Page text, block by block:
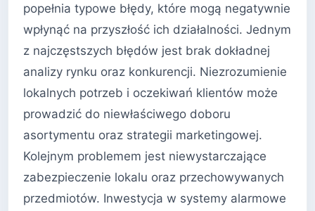
popełnia typowe błędy, które mogą negatywnie
wpłynąć na przyszłość ich działalności. Jednym
z najczęstszych błędów jest brak dokładnej
analizy rynku oraz konkurencji. Niezrozumienie
lokalnych potrzeb i oczekiwań klientów może
prowadzić do niewłaściwego doboru
asortymentu oraz strategii marketingowej.
Kolejnym problemem jest niewystarczające
zabezpieczenie lokalu oraz przechowywanych
przedmiotów. Inwestycja w systemy alarmowe